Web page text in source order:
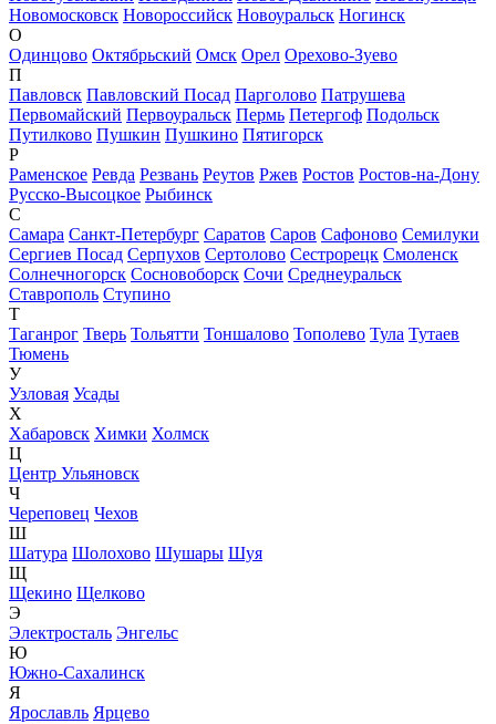
Новомосковск Новороссийск Новоуральск Ногинск
О
Одинцово Октябрьский Омск Орел Орехово-Зуево
П
Павловск Павловский Посад Парголово Патрушева
Первомайский Первоуральск Пермь Петергоф Подольск
Путилково Пушкин Пушкино Пятигорск
Р
Раменское Ревда Резвань Реутов Ржев Ростов Ростов-на-Дону
Русско-Высоцкое Рыбинск
С
Самара Санкт-Петербург Саратов Саров Сафоново Семилуки
Сергиев Посад Серпухов Сертолово Сестрорецк Смоленск
Солнечногорск Сосновоборск Сочи Среднеуральск
Ставрополь Ступино
Т
Таганрог Тверь Тольятти Тоншалово Тополево Тула Тутаев
Тюмень
У
Узловая Усады
Х
Хабаровск Химки Холмск
Ц
Центр Ульяновск
Ч
Череповец Чехов
Ш
Шатура Шолохово Шушары Шуя
Щ
Щекино Щелково
Э
Электросталь Энгельс
Ю
Южно-Сахалинск
Я
Ярославль Ярцево